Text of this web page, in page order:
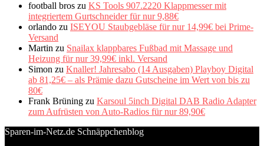
football bros zu KS Tools 907.2220 Klappmesser mit
integriertem Gurtschneider für nur 9,88€
orlando zu ISEYOU Staubgebläse für nur 14,99€ bei Prime-
Versand
Martin zu Snailax klappbares Fußbad mit Massage und
Heizung für nur 39,99€ inkl. Versand
Simon zu Knaller! Jahresabo (14 Ausgaben) Playboy Digital
ab 81,25€ – als Prämie dazu Gutscheine im Wert von bis zu
80€
Frank Brüning zu Karsoul 5inch Digital DAB Radio Adapter
zum Aufrüsten von Auto-Radios für nur 89,90€
Sparen-im-Netz.de Schnäppchenblog